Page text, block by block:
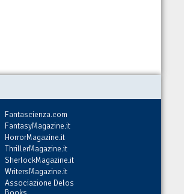
Fantascienza.com
FantasyMagazine.it
HorrorMagazine.it
ThrillerMagazine.it
SherlockMagazine.it
WritersMagazine.it
Associazione Delos